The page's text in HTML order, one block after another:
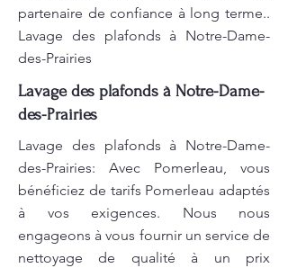
partenaire de confiance à long terme..
Lavage des plafonds à Notre-Dame-
des-Prairies
Lavage des plafonds à Notre-Dame-
des-Prairies
Lavage des plafonds à Notre-Dame-
des-Prairies: Avec Pomerleau, vous
bénéficiez de tarifs Pomerleau adaptés
à vos exigences. Nous nous
engageons à vous fournir un service de
nettoyage de qualité à un prix